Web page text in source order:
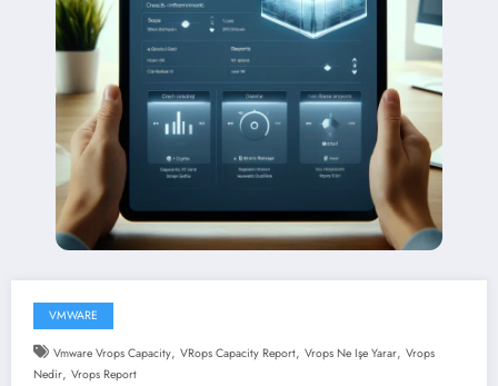
VMWARE
Vmware Vrops Capacity, VRops Capacity Report, Vrops Ne Işe Yarar, Vrops
Nedir, Vrops Report